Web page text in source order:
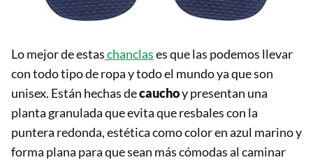
Lo mejor de estaschanclases que las podemos llevar
con todo tipo de ropa y todo el mundo ya que son
unisex. Están hechas decauchoy presentan una
planta granulada que evita que resbales con la
puntera redonda, estética como color en azul marino y
forma plana para que sean más cómodas al caminar